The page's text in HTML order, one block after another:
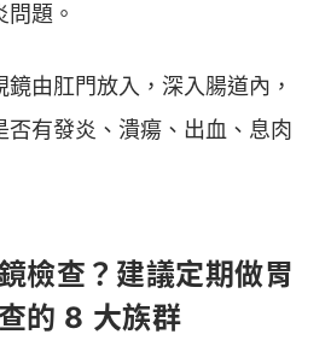
題。
由肛門放入，深入腸道內，
否有發炎、潰瘍、出血、息肉
檢查？建議定期做胃
的 8 大族群